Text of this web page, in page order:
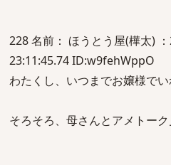
228 名前： ほうとう屋(樺太)
23:11:45.74 ID:w9fehWppO
わたくし、いつまでお嬢様でい
そろそろ、母さんとアメトー